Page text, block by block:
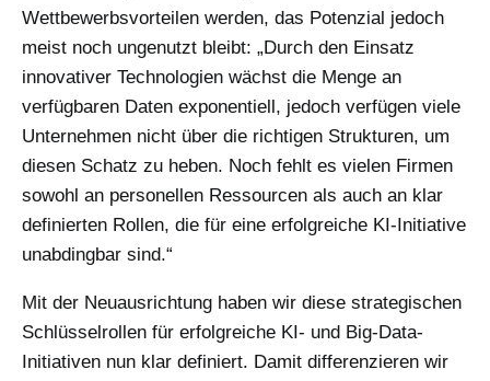
Wettbewerbsvorteilen werden, das Potenzial jedoch
meist noch ungenutzt bleibt: „Durch den Einsatz
innovativer Technologien wächst die Menge an
verfügbaren Daten exponentiell, jedoch verfügen viele
Unternehmen nicht über die richtigen Strukturen, um
diesen Schatz zu heben. Noch fehlt es vielen Firmen
sowohl an personellen Ressourcen als auch an klar
definierten Rollen, die für eine erfolgreiche KI-Initiative
unabdingbar sind.“
Mit der Neuausrichtung haben wir diese strategischen
Schlüsselrollen für erfolgreiche KI- und Big-Data-
Initiativen nun klar definiert. Damit differenzieren wir